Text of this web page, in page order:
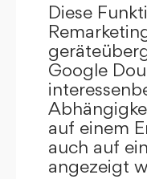
Diese
Google
auf einem
auch auf
angezeigt